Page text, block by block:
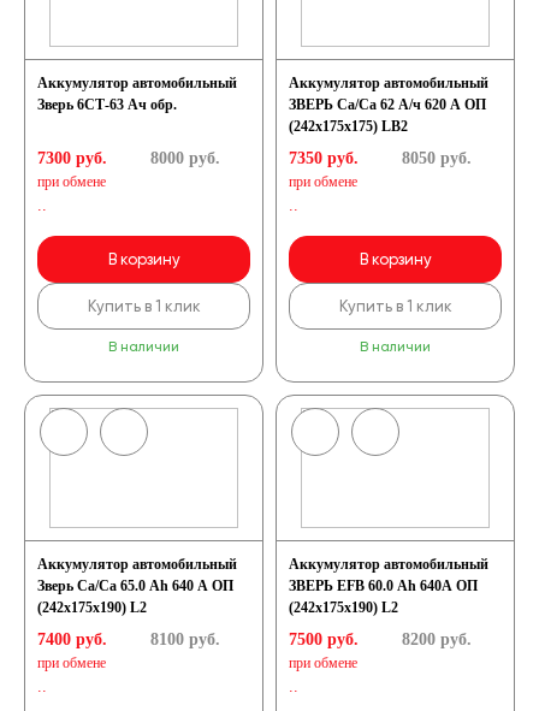
Аккумулятор автомобильный
Зверь 6СТ-63 Ач обр.
7300 руб.
при обмене
..
8000руб.
В корзину
Купить в 1 клик
В наличии
Аккумулятор автомобильный
ЗВЕРЬ Са/Са 62 А/ч 620 A ОП
(242х175х175) LB2
7350 руб.
при обмене
..
8050руб.
В корзину
Купить в 1 клик
В наличии
Аккумулятор автомобильный
Зверь Са/Са 65.0 Ah 640 А ОП
(242x175x190) L2
7400 руб.
при обмене
..
8100руб.
Аккумулятор автомобильный
ЗВЕРЬ EFB 60.0 Ah 640А ОП
(242x175x190) L2
7500 руб.
при обмене
..
8200руб.